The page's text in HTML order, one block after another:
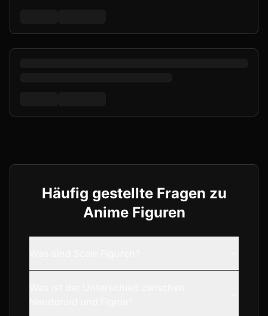
Häufig gestellte Fragen zu
Anime Figuren